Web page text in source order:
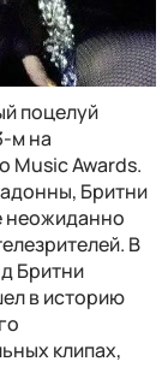
поцелуй
м на
Music Awards.
Бритни
неожиданно
В
Бритни
в историю
клипах,